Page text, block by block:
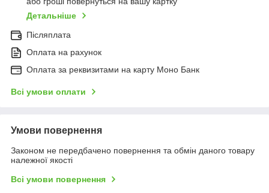
Детальніше
Післяплата
Оплата на рахунок
Оплата за реквизитами на карту Моно Банк
Всі умови оплати
Умови повернення
Законом не передбачено повернення та обмін даного товару
належної якості
Всі умови повернення